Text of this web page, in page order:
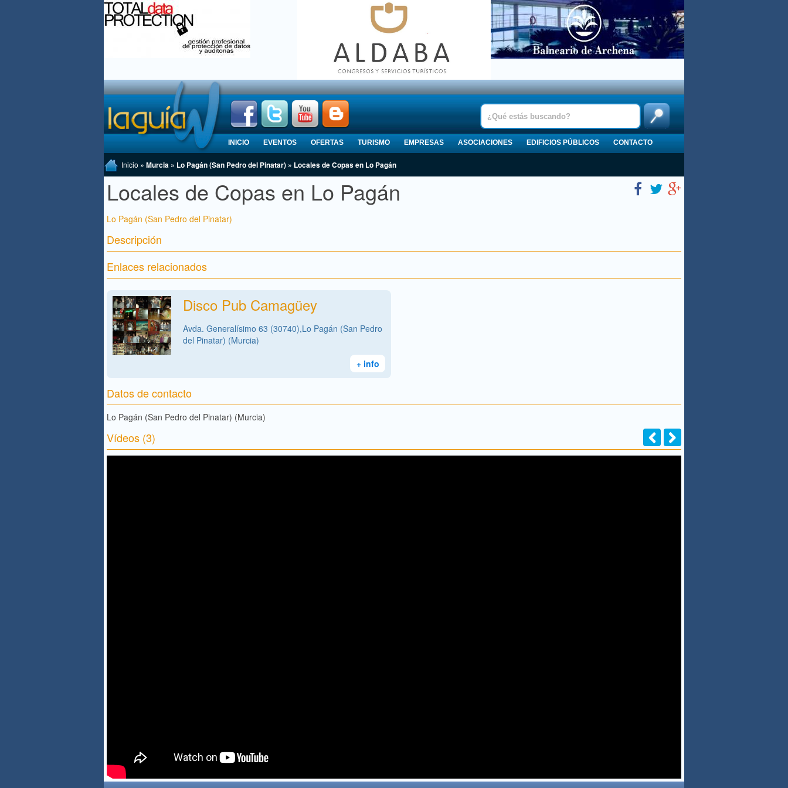
INICIO EVENTOS OFERTAS TURISMO EMPRESAS ASOCIACIONES EDIFICIOS PÚBLICOS CONTACTO
Inicio » Murcia » Lo Pagán (San Pedro del Pinatar) » Locales de Copas en Lo Pagán
Locales de Copas en Lo Pagán
Lo Pagán (San Pedro del Pinatar)
Descripción
Enlaces relacionados
Disco Pub Camagüey
Avda. Generalísimo 63 (30740),Lo Pagán (San Pedro
del Pinatar) (Murcia)
+ info
Datos de contacto
Lo Pagán (San Pedro del Pinatar) (Murcia)
Vídeos (3)